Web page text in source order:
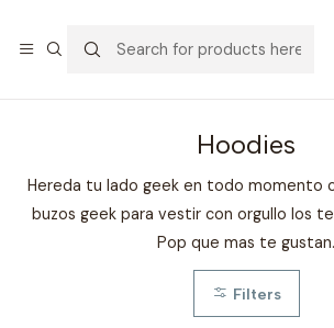
Hoodies
Hereda tu lado geek en todo momento
buzos geek para vestir con orgullo los
Pop que mas te gustan.
Filters